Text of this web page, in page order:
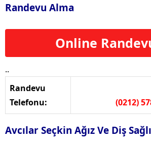
Randevu Alma
Online
..
Randevu
Telefonu:
(0212)
Avcılar Seçkin Ağız Ve Diş